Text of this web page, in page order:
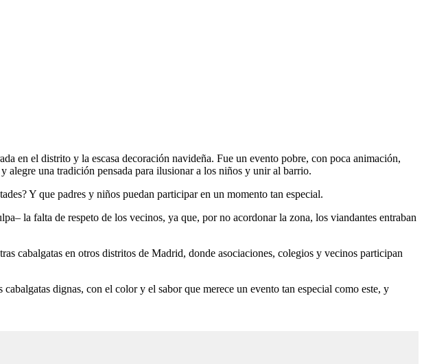
en el distrito y la escasa decoración navideña. Fue un evento pobre, con poca animación,
alegre una tradición pensada para ilusionar a los niños y unir al barrio.
Y que padres y niños puedan participar en un momento tan especial.
la falta de respeto de los vecinos, ya que, por no acordonar la zona, los viandantes entraban
cabalgatas en otros distritos de Madrid, donde asociaciones, colegios y vecinos participan
dignas, con el color y el sabor que merece un evento tan especial como este, y